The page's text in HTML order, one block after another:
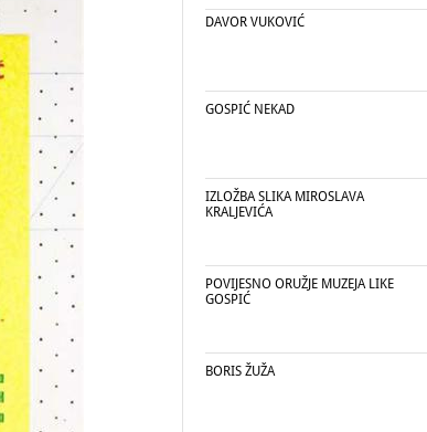
DAVOR VUKOVIĆ
GOSPIĆ NEKAD
IZLOŽBA SLIKA MIROSLAVA
KRALJEVIĆA
POVIJESNO ORUŽJE MUZEJA LIKE
GOSPIĆ
BORIS ŽUŽA